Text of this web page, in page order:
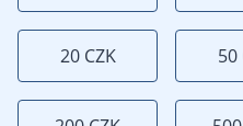
20 CZK 50